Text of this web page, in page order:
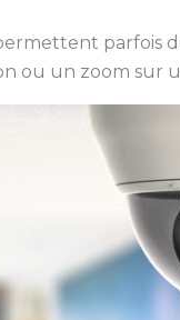
parfois
ou un zoom sur